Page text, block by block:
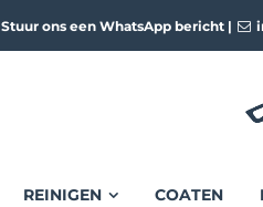
Stuur ons een WhatsApp bericht|
REINIGEN COATEN